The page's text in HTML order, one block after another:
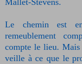
Mallet-Stevens.
Le chemin est
remeublement
compte le lieu. Mais
veille à ce que le